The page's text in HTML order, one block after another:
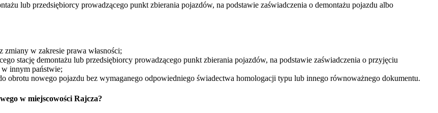
lub przedsiębiorcy prowadzącego punkt zbierania pojazdów, na podstawie zaświadczenia o demontażu pojazdu albo
zmiany w zakresie prawa własności;
stację demontażu lub przedsiębiorcy prowadzącego punkt zbierania pojazdów, na podstawie zaświadczenia o przyjęciu
innym państwie;
obrotu nowego pojazdu bez wymaganego odpowiedniego świadectwa homologacji typu lub innego równoważnego dokumentu.
w miejscowości Rajcza?